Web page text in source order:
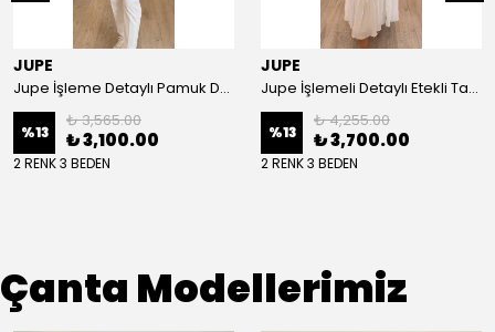
JUPE
Jupe İşleme Detaylı Pamuk Dokulu Kuşaklı Kap 9305
%13
₺ 3,565.00
₺ 3,100.00
2 RENK 3 BEDEN
JUPE
Jupe İşlemeli Detaylı Etekli Takım 8663
%13
₺ 4,255.00
₺ 3,700.00
2 RENK 3 BEDEN
Çanta Modellerimiz